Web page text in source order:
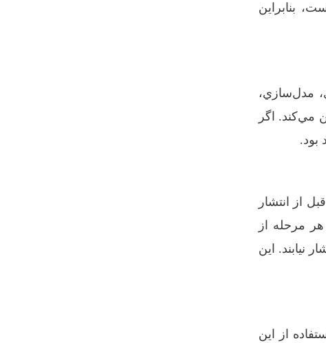
بنابراين
مدل‌سازي،
مي‌کند. اگر
بود.
از انتشار
مرحله از
نيابند. اين
از اين